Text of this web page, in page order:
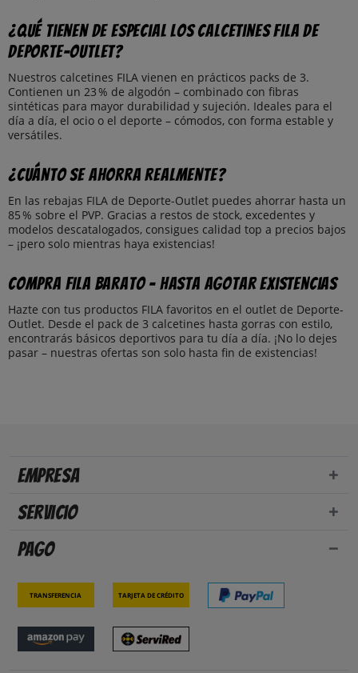
¿Qué tienen de especial los calcetines FILA de
Deporte-Outlet?
Nuestros calcetines FILA vienen en prácticos packs de 3.
Contienen un 23 % de algodón – combinado con fibras
sintéticas para mayor durabilidad y sujeción. Ideales para el
día a día, el ocio o el deporte – cómodos, con forma estable y
versátiles.
¿Cuánto se ahorra realmente?
En las rebajas FILA de Deporte-Outlet puedes ahorrar hasta un
85 % sobre el PVP. Gracias a restos de stock, excedentes y
modelos descatalogados, consigues calidad top a precios bajos
– ¡pero solo mientras haya existencias!
Compra FILA barato – hasta agotar existencias
Hazte con tus productos FILA favoritos en el outlet de Deporte-
Outlet. Desde el pack de 3 calcetines hasta gorras con estilo,
encontrarás básicos deportivos para tu día a día. ¡No lo dejes
pasar – nuestras ofertas son solo hasta fin de existencias!
Empresa
Servicio
Pago
Transferencia Tarjeta de crédito